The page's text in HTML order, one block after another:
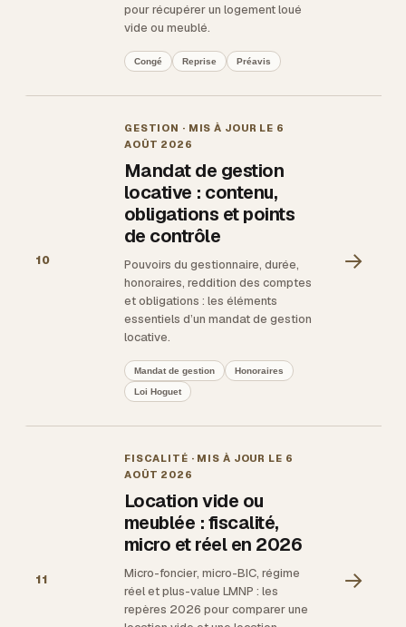
pour récupérer un logement loué
vide ou meublé.
Congé Reprise Préavis
10
GESTION · MIS À JOUR LE 6
AOÛT 2026
Mandat de gestion
locative : contenu,
obligations et points
de contrôle
Pouvoirs du gestionnaire, durée,
honoraires, reddition des comptes
et obligations : les éléments
essentiels d’un mandat de gestion
locative.
Mandat de gestion Honoraires
Loi Hoguet
→
11
FISCALITÉ · MIS À JOUR LE 6
AOÛT 2026
Location vide ou
meublée : fiscalité,
micro et réel en 2026
Micro-foncier, micro-BIC, régime
réel et plus-value LMNP : les
repères 2026 pour comparer une
→